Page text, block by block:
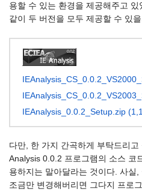
용할 수 있는 환경을 제공해주고
같이 두 버전을 모두 제공할 수 있
IEAnalysis_0.0.2_Setup.zip
다만, 한 가지 간곡하게 부탁드리
Analysis 0.0.2 프로그램의 소스 코
용하지는 말아달라는 것이다. 사실
조금만 변경해버리면 그다지 프로